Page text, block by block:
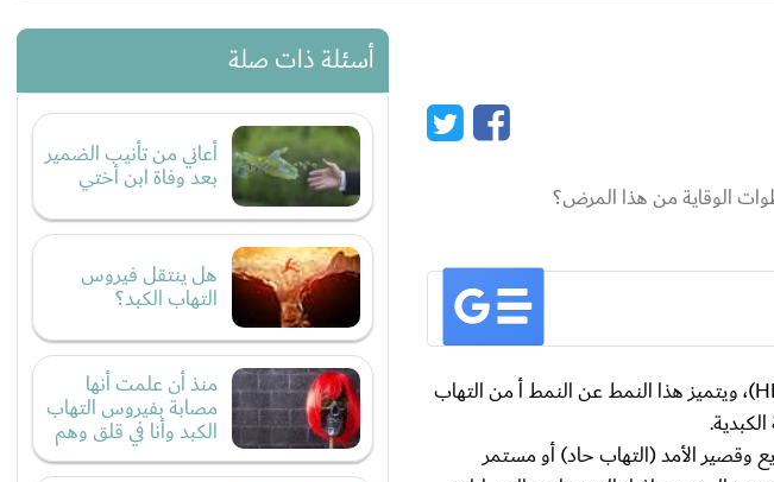
الوقاية من هذا المرض؟
التهاب الكبد ب (Hepatitis B) هو إصابة كبدية خطيرة يسببها فيروس (Hepatitis B Virus) أو اختصاراً (HBV)، ويتميز هذا النمط عن النمط أ من التهاب
وقصير الأمد (التهاب حاد) أو مستمر
أسئلة ذات صلة
أعاني من تأنيب الضمير
بعد وفاة ابن أختي
هل ينتقل فيروس
التهاب الكبد؟
منذ أن علمت أنها
مصابة بفيروس التهاب
الكبد وأنا في قلق وهم